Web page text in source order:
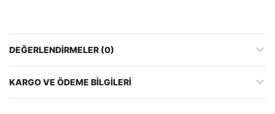
DEĞERLENDIRMELER (0)
KARGO VE ÖDEME BILGILERI